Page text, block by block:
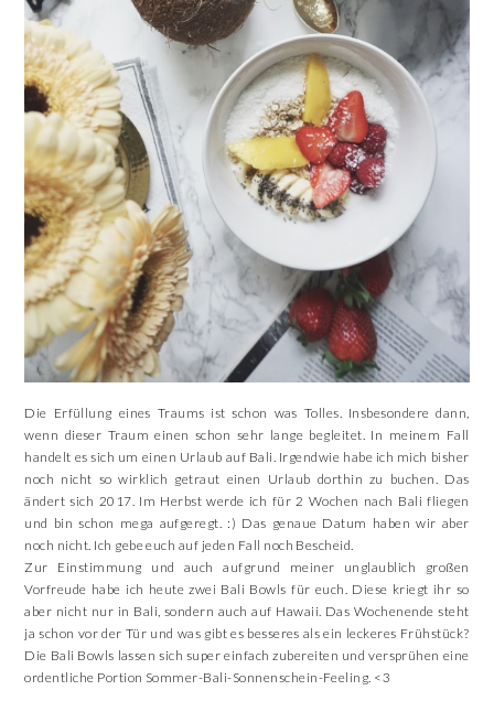
Die Erfüllung eines Traums ist schon was Tolles. Insbesondere dann,
wenn dieser Traum einen schon sehr lange begleitet. In meinem Fall
handelt es sich um einen Urlaub auf Bali. Irgendwie habe ich mich bisher
noch nicht so wirklich getraut einen Urlaub dorthin zu buchen. Das
ändert sich 2017. Im Herbst werde ich für 2 Wochen nach Bali fliegen
und bin schon mega aufgeregt. :) Das genaue Datum haben wir aber
noch nicht. Ich gebe euch auf jeden Fall noch Bescheid.
Zur Einstimmung und auch aufgrund meiner unglaublich großen
Vorfreude habe ich heute zwei Bali Bowls für euch. Diese kriegt ihr so
aber nicht nur in Bali, sondern auch auf Hawaii. Das Wochenende steht
ja schon vor der Tür und was gibt es besseres als ein leckeres Frühstück?
Die Bali Bowls lassen sich super einfach zubereiten und versprühen eine
ordentliche Portion Sommer-Bali-Sonnenschein-Feeling. <3